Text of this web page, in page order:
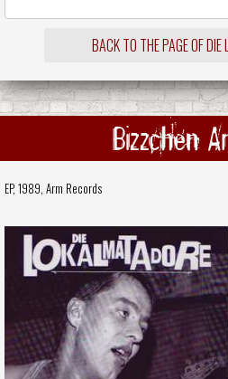
BACK TO THE PAGE OF DIE
Bizzchen
EP, 1989, Arm Records